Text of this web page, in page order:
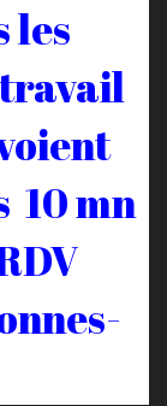
les
10 mn